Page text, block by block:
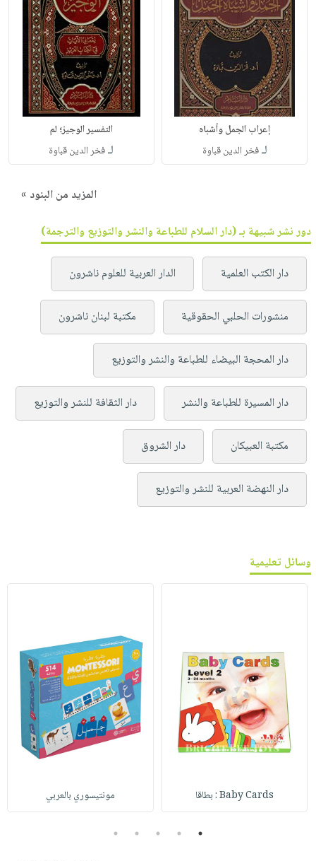
إعراب الجمل وأشباه
لـفخر الدين قباوة
التفسير الوجيز؛ لم
لـفخر الدين قباوة
المزيد من البنود »
دور نشر شبيهة بـ (دار السلام للطباعة والنشر والتوزيع والترجمة)
دار الكتب العلمية الدار العربية للعلوم ناشرون
منشورات الحلبي الحقوقية مكتبة لبنان ناشرون
دار المحجة البيضاء للطباعة والنشر والتوزيع
دار المسيرة للطباعة والنشر دار الثقافة للنشر والتوزيع
مكتبة العبيكان دار الشروق
دار النهضة العربية للنشر والتوزيع
وسائل تعليمية
Baby Cards : بطاقا مونتيسوري بالعربي
1
2
3
4
5